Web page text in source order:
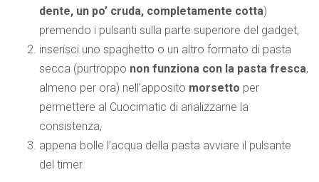
dente, un po’ cruda, completamente cotta)
premendo i pulsanti sulla parte superiore del gadget,
inserisci uno spaghetto o un altro formato di pasta
secca (purtroppo non funziona con la pasta fresca,
almeno per ora) nell’apposito morsetto per
permettere al Cuocimatic di analizzarne la
consistenza,
appena bolle l’acqua della pasta avviare il pulsante
del timer.